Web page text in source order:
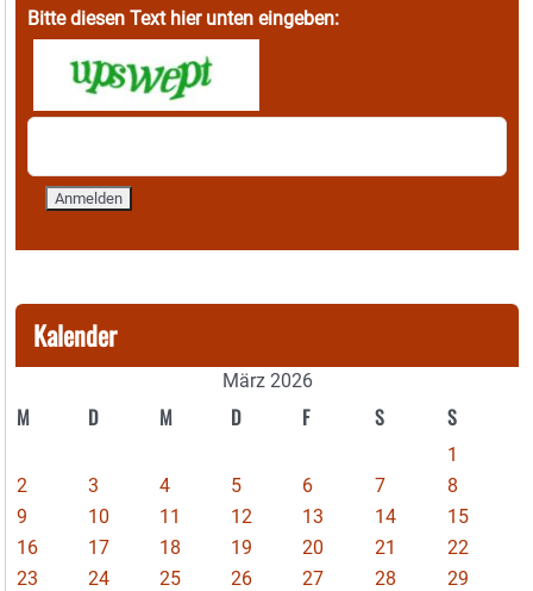
Bitte diesen Text hier unten eingeben:
Kalender
März 2026
M D M D F S S
1
2
3 4 5 6 7
8
9
10 11 12 13 14
15
16
17 18 19 20 21
22
23
24 25 26 27 28
29